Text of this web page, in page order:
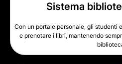
Sistema
Con un portale personale, gli studenti
e prenotare i libri, mantenendo